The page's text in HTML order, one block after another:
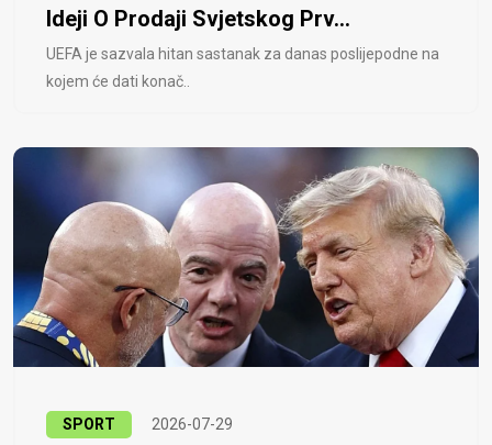
Ideji O Prodaji Svjetskog Prv...
UEFA je sazvala hitan sastanak za danas poslijepodne na
kojem će dati konač..
SPORT 2026-07-29